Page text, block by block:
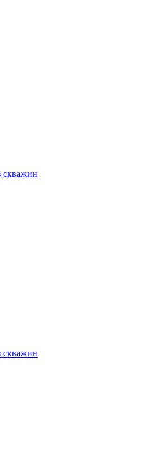
скважин
скважин